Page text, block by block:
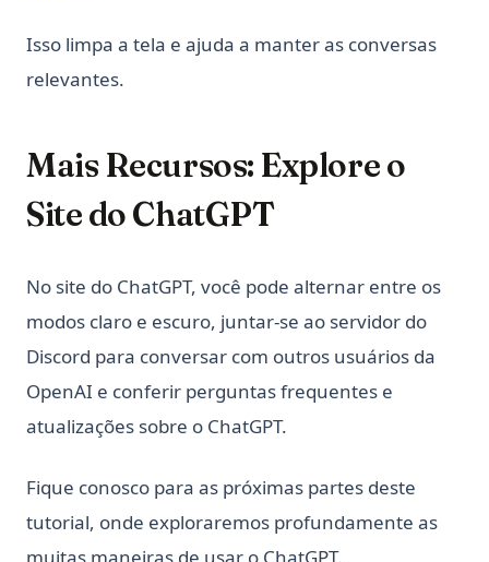
Isso limpa a tela e ajuda a manter as conversas
relevantes.
Mais Recursos: Explore o
Site do ChatGPT
No site do ChatGPT, você pode alternar entre os
modos claro e escuro, juntar-se ao servidor do
Discord para conversar com outros usuários da
OpenAI e conferir perguntas frequentes e
atualizações sobre o ChatGPT.
Fique conosco para as próximas partes deste
tutorial, onde exploraremos profundamente as